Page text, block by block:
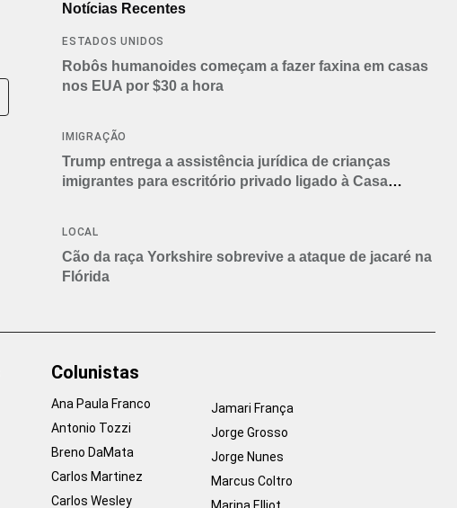
Notícias Recentes
ESTADOS UNIDOS
Robôs humanoides começam a fazer faxina em casas
nos EUA por $30 a hora
IMIGRAÇÃO
Trump entrega a assistência jurídica de crianças
imigrantes para escritório privado ligado à Casa
LOCAL
Cão da raça Yorkshire sobrevive a ataque de jacaré na
Flórida
Colunistas
Ana Paula Franco
Antonio Tozzi
Breno DaMata
Carlos Martinez
Carlos Wesley
Jamari França
Jorge Grosso
Jorge Nunes
Marcus Coltro